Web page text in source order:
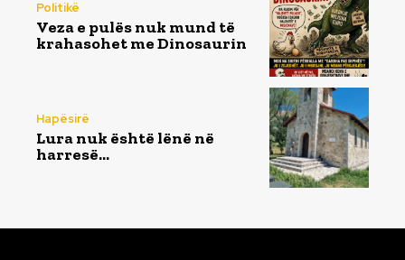
Politikë
Veza e pulës nuk mund të
krahasohet me Dinosaurin
Hapësirë
Lura nuk është lënë në
harresë…